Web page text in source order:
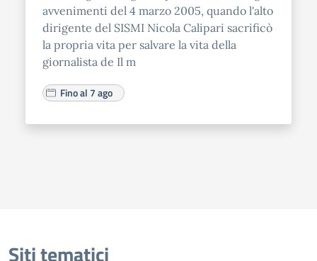
avvenimenti del 4 marzo 2005, quando l'alto
dirigente del SISMI Nicola Calipari sacrificò
la propria vita per salvare la vita della
giornalista de Il m
Fino al 7 ago
Siti tematici